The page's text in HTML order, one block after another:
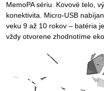
MemoPA sériu. Kovové telo,
konektivita. Micro-USB
veku 9 až 10 rokov – batéria
vždy otvorene zhodnotíme